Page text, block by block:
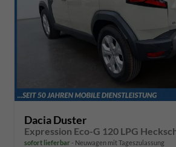
Dacia Duster
sofort lieferbar Neuwagen mit Tageszulassung